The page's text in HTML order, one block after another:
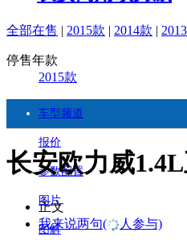
全部在售 | 2015款 | 2014款 |
停售年款
2015款
车型频道
报价
参数配置
图片
图解
长安欧力威
正文
我来说两句( 人参与)